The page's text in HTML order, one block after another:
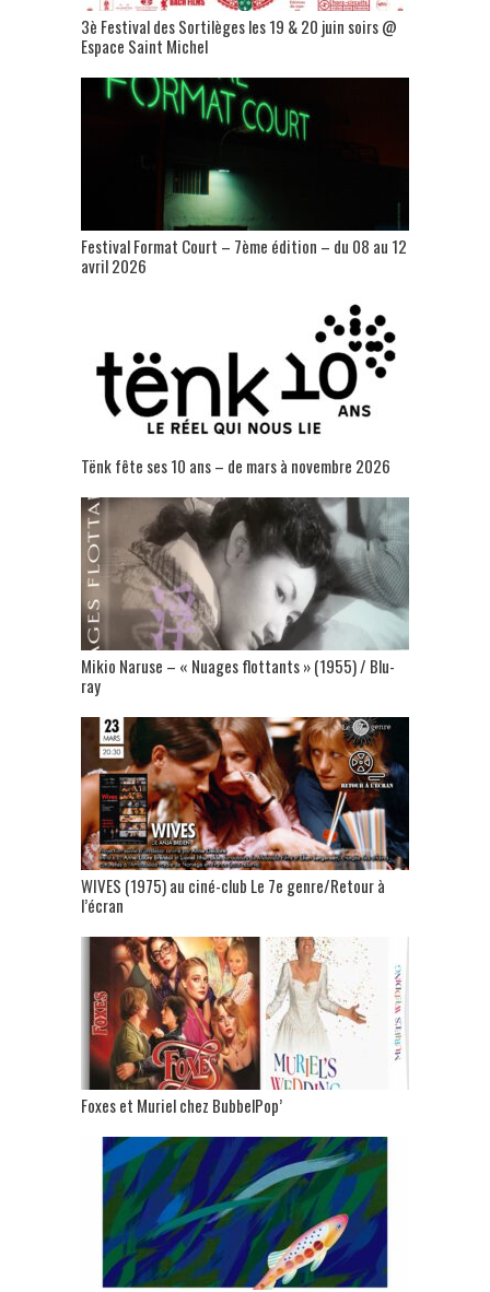
3è Festival des Sortilèges les 19 & 20 juin soirs @
Espace Saint Michel
Festival Format Court – 7ème édition – du 08 au 12
avril 2026
Tënk fête ses 10 ans – de mars à novembre 2026
Mikio Naruse – « Nuages flottants » (1955) / Blu-
ray
WIVES (1975) au ciné-club Le 7e genre/Retour à
l’écran
Foxes et Muriel chez BubbelPop’